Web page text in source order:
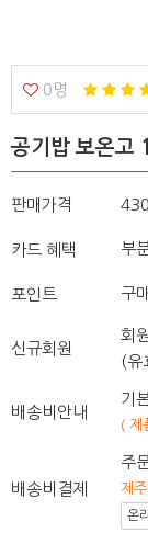
0명
공기밥 보온고
판매가격
카드 혜택 부
포인트 구
신규회원
회
(유
배송비안내
기
( 제
배송비결제
주
제
온